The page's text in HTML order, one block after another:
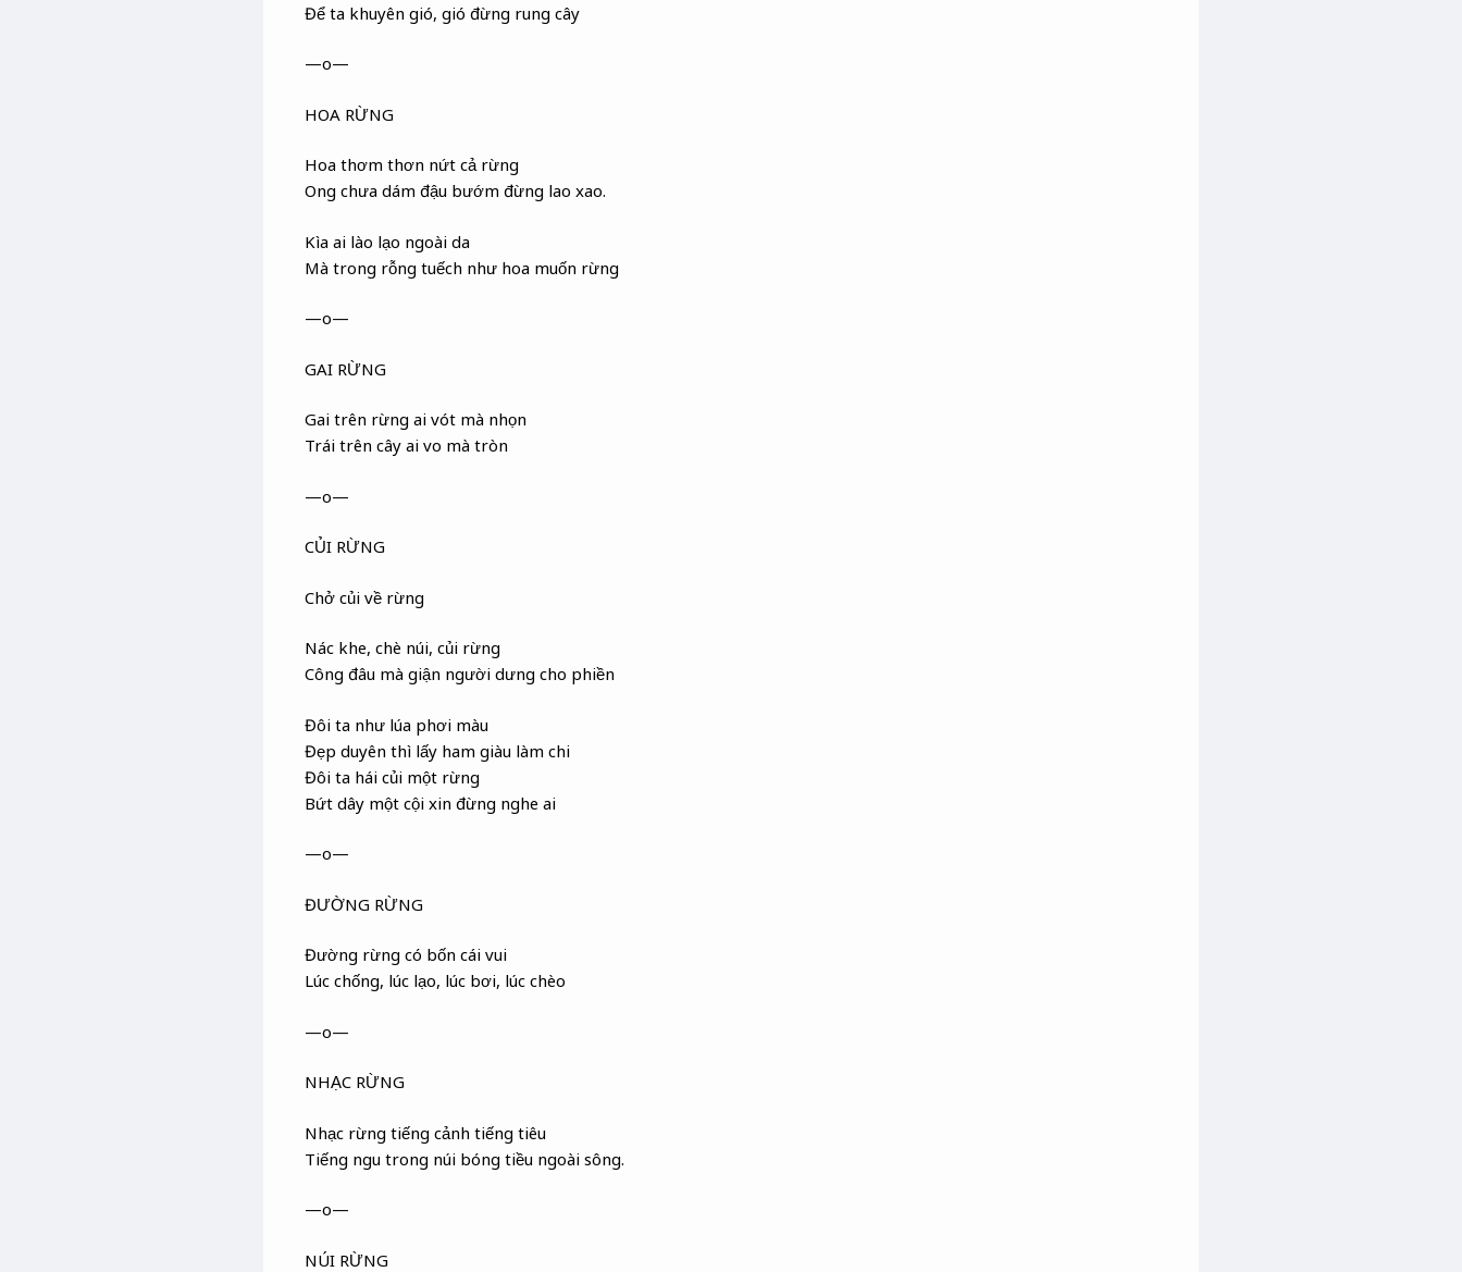
Để ta khuyên gió, gió đừng rung cây
—o—
HOA RỪNG
Hoa thơm thơn nứt cả rừng
Ong chưa dám đậu bướm đừng lao xao.
Kìa ai lào lạo ngoài da
Mà trong rỗng tuếch như hoa muốn rừng
—o—
GAI RỪNG
Gai trên rừng ai vót mà nhọn
Trái trên cây ai vo mà tròn
—o—
CỦI RỪNG
Chở củi về rừng
Nác khe, chè núi, củi rừng
Công đâu mà giận người dưng cho phiền
Đôi ta như lúa phơi màu
Đẹp duyên thì lấy ham giàu làm chi
Đôi ta hái củi một rừng
Bứt dây một cội xin đừng nghe ai
—o—
ĐƯỜNG RỪNG
Đường rừng có bốn cái vui
Lúc chống, lúc lạo, lúc bơi, lúc chèo
—o—
NHẠC RỪNG
Nhạc rừng tiếng cảnh tiếng tiêu
Tiếng ngu trong núi bóng tiều ngoài sông.
—o—
NÚI RỪNG